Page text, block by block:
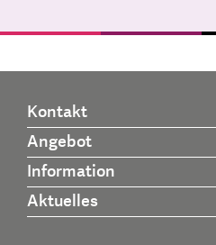
Kontakt
Angebot
Information
Aktuelles